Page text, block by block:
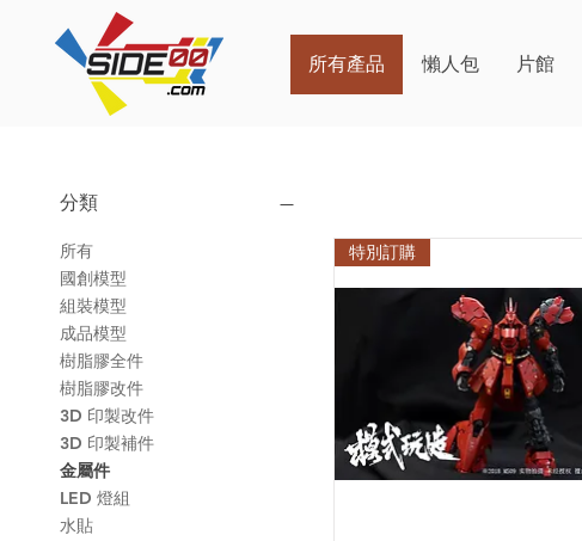
所有產品 懶人包 片館
分類
所有
國創模型
組裝模型
成品模型
樹脂膠全件
樹脂膠改件
3D 印製改件
3D 印製補件
金屬件
LED 燈組
水貼
特別訂購